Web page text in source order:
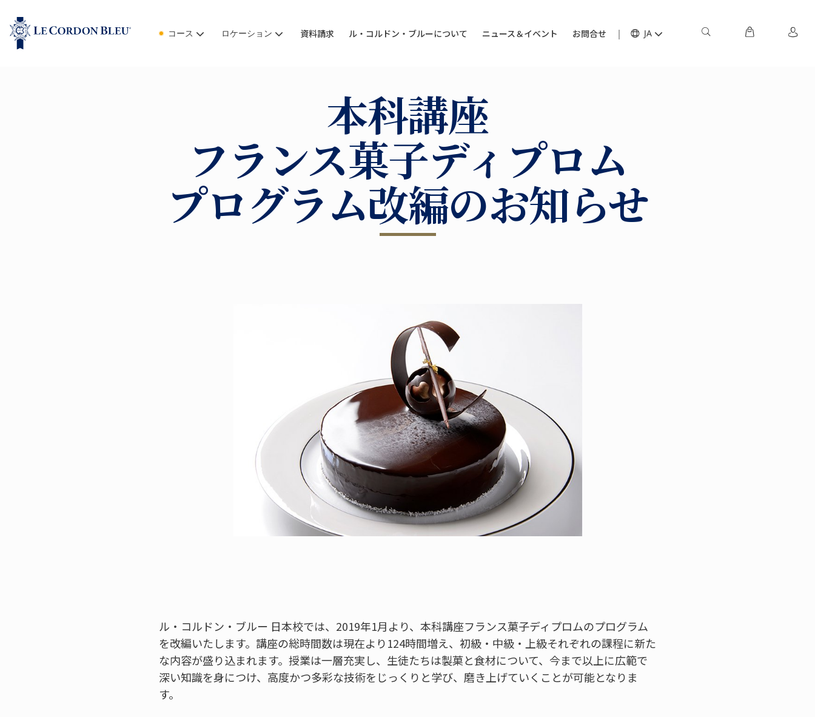
コース ロケーション 資料請求 ル・コルドン・ブルーについて ニュース＆イベント お問合せ JA
本科講座
フランス菓子ディプロム
プログラム改編のお知らせ
ル・コルドン・ブルー 日本校では、2019年1月より、本科講座フランス菓子ディプロムのプログラム
を改編いたします。講座の総時間数は現在より124時間増え、初級・中級・上級それぞれの課程に新た
な内容が盛り込まれます。授業は一層充実し、生徒たちは製菓と食材について、今まで以上に広範で
深い知識を身につけ、高度かつ多彩な技術をじっくりと学び、磨き上げていくことが可能となりま
す。